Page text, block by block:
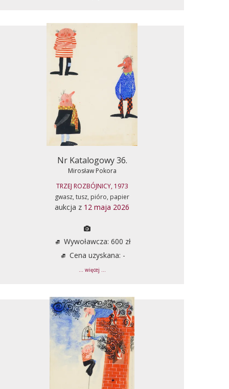
Nr Katalogowy 36.
Mirosław Pokora
TRZEJ ROZBÓJNICY, 1973
gwasz, tusz, pióro, papier
aukcja z 12 maja 2026
Wywoławcza: 600 zł
Cena uzyskana: -
... więcej ...